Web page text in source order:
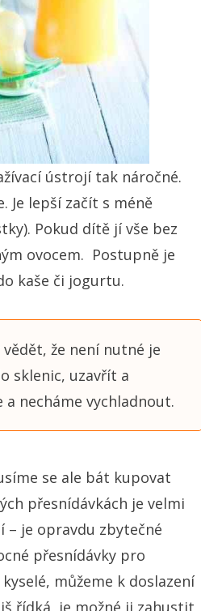
ústrojí tak náročné.
Je lepší začít s méně
Pokud dítě jí vše bez
ovocem. Postupně je
kaše či jogurtu.
že není nutné je
sklenic, uzavřít a
necháme vychladnout.
se ale bát kupovat
přesnídávkách je velmi
– je opravdu zbytečné
přesnídávky pro
můžeme k doslazení